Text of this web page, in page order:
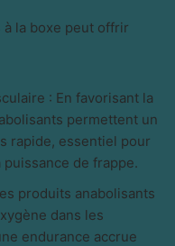
la boxe peut offrir
: En favorisant la
permettent un
rapide, essentiel pour
de frappe.
produits anabolisants
dans les
endurance accrue